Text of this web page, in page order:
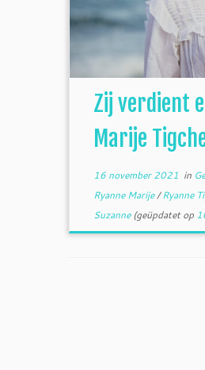
Zij verdient
Marije
16 november 2021 in
Ryanne Marije/Ryanne
Suzanne(geüpdatet op